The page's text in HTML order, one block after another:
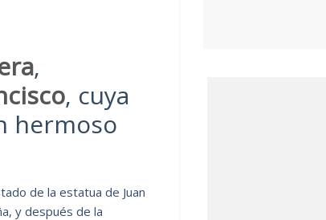
,
, cuya
hermoso
de la estatua de Juan
y después de la